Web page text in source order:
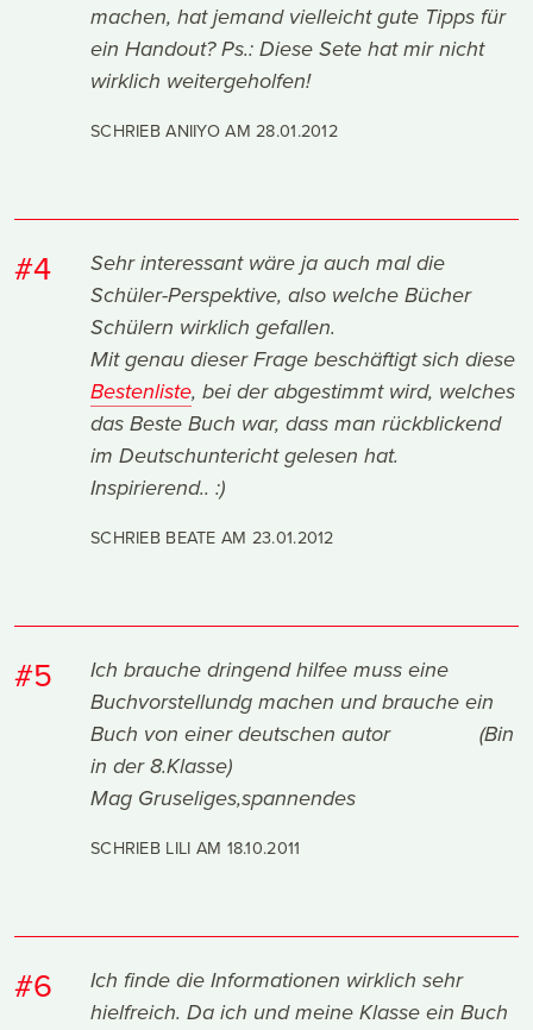
machen, hat jemand vielleicht gute Tipps für
ein Handout? Ps.: Diese Sete hat mir nicht
wirklich weitergeholfen!
SCHRIEB ANIIYO AM28.01.2012
#4
Sehr interessant wäre ja auch mal die
Schüler-Perspektive, also welche Bücher
Schülern wirklich gefallen.
Mit genau dieser Frage beschäftigt sich diese
Bestenliste, bei der abgestimmt wird, welches
das Beste Buch war, dass man rückblickend
im Deutschuntericht gelesen hat.
Inspirierend.. :)
SCHRIEB BEATE AM 23.01.2012
#5
Ich brauche dringend hilfee muss eine
Buchvorstellundg machen und brauche ein
Buch von einer deutschen autor (Bin
in der 8.Klasse)
Mag Gruseliges,spannendes
SCHRIEB LILI AM 18.10.2011
#6
Ich finde die Informationen wirklich sehr
hielfreich. Da ich und meine Klasse ein Buch